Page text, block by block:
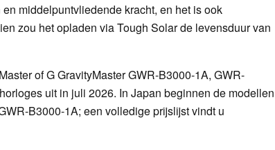
middelpuntvliedende kracht, en het is ook
zou het opladen via Tough Solar de levensduur van
of G GravityMaster GWR-B3000-1A, GWR-
uit in juli 2026. In Japan beginnen de modellen
B3000-1A; een volledige prijslijst vindt u